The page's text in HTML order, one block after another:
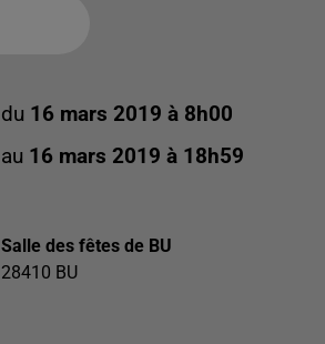
du 16 mars 2019 à 8h00
au 16 mars 2019 à 18h59
Salle des fêtes de BU
28410 BU